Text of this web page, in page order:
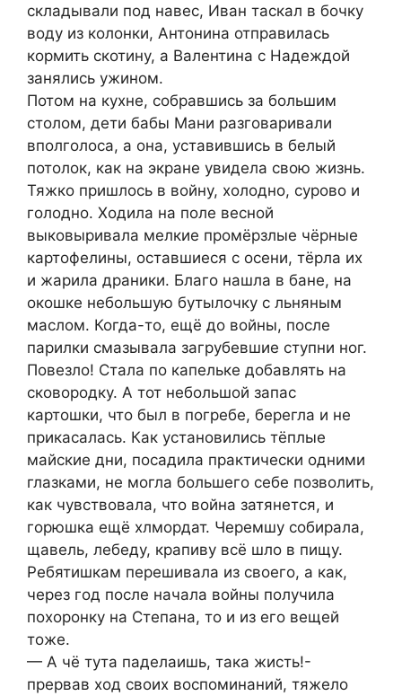
складывали под навес, Иван таскал в бочку
воду из колонки, Антонина отправилась
кормить скотину, а Валентина с Надеждой
занялись ужином.
Потом на кухне, собравшись за большим
столом, дети бабы Мани разговаривали
вполголоса, а она, уставившись в белый
потолок, как на экране увидела свою жизнь.
Тяжко пришлось в войну, холодно, сурово и
голодно. Ходила на поле весной
выковыривала мелкие промёрзлые чёрные
картофелины, оставшиеся с осени, тёрла их
и жарила драники. Благо нашла в бане, на
окошке небольшую бутылочку с льняным
маслом. Когда-то, ещё до войны, после
парилки смазывала загрубевшие ступни ног.
Повезло! Стала по капельке добавлять на
сковородку. А тот небольшой запас
картошки, что был в погребе, берегла и не
прикасалась. Как установились тёплые
майские дни, посадила практически одними
глазками, не могла большего себе позволить,
как чувствовала, что война затянется, и
горюшка ещё хлмордат. Черемшу собирала,
щавель, лебеду, крапиву всё шло в пищу.
Ребятишкам перешивала из своего, а как,
через год после начала войны получила
похоронку на Степана, то и из его вещей
тоже.
— А чё тута паделаишь, така жисть!-
прервав ход своих воспоминаний, тяжело